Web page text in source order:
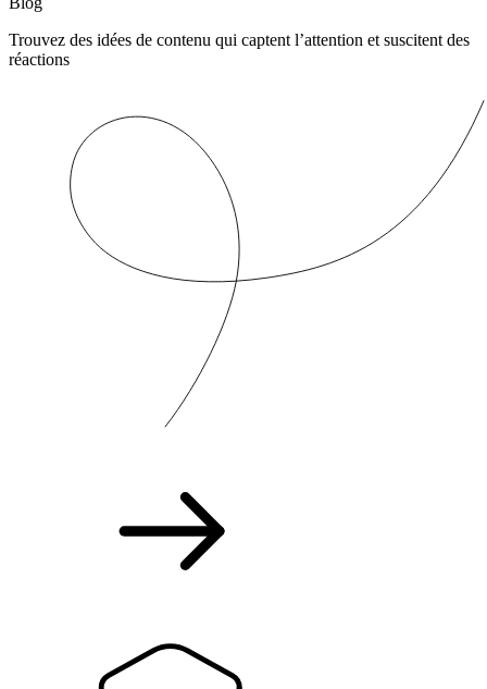
Trouvez des idées de contenu qui captent l’attention et suscitent des
réactions